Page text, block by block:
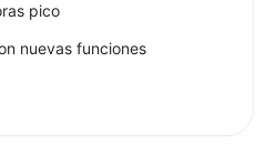
pico
nuevas funciones